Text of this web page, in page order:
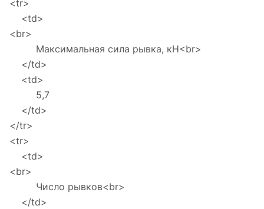
<tr>
<td>
<br>
Максимальная сила рывка, кН<br>
</td>
<td>
5,7
</td>
</tr>
<tr>
<td>
<br>
Число рывков<br>
</td>